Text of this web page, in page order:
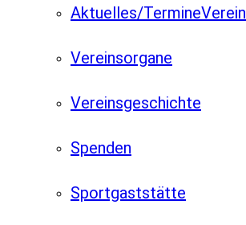
Aktuelles/TermineVerein
Vereinsorgane
Vereinsgeschichte
Spenden
Sportgaststätte